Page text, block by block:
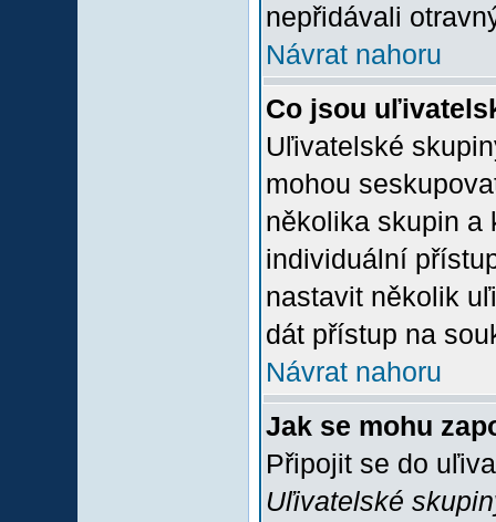
nepřidávali
Návrat nahoru
Co jsou
Uľivatelské
mohou
několika skupin a
individuální
nastavit několik
dát přístup na
Návrat nahoru
Jak se mohu
Připojit se do
Uľivatelské